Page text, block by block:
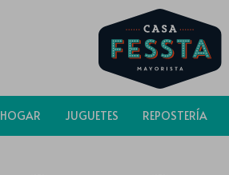
HOGAR JUGUETES REPOSTERÍA